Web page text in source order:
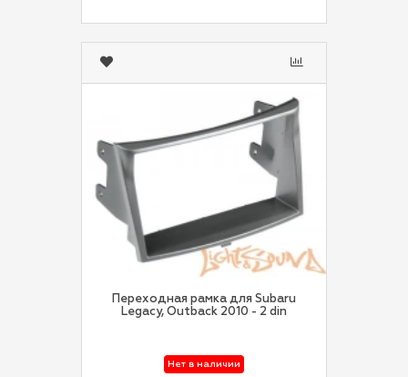
Переходная рамка для Subaru
Legacy, Outback 2010 - 2 din
Нет в наличии